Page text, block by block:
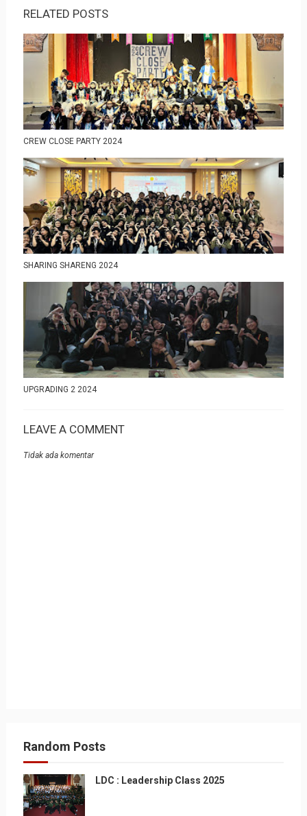
RELATED POSTS
CREW CLOSE PARTY 2024
SHARING SHARENG 2024
UPGRADING 2 2024
LEAVE A COMMENT
Tidak ada komentar
Random Posts
LDC : Leadership Class 2025